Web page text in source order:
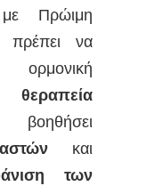
Πρώιμη
πρέπει να
θεραπεία
και
των